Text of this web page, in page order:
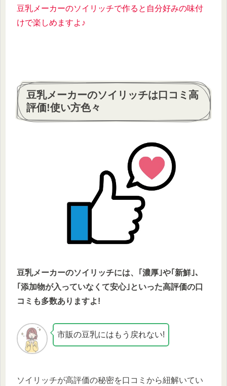
豆乳メーカーのソイリッチで作ると自分好みの味付
けで楽しめますよ♪
豆乳メーカーのソイリッチは口コミ高
評価!使い方色々
豆乳メーカーのソイリッチには、｢濃厚｣や｢新鮮｣、
｢添加物が入っていなくて安心｣といった高評価の口
コミも多数ありますよ!
市販の豆乳にはもう戻れない!
ソイリッチが高評価の秘密を口コミから紐解いてい